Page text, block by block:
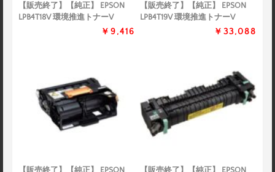
【販売終了】【純正】 EPSON
LPB4T18V 環境推進トナーV
￥9,416
【販売終了】【純正】 EPSON
LPB4T19V 環境推進トナーV
￥33,088